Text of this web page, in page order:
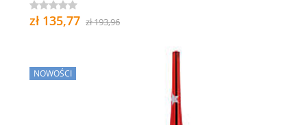
zł 135,77 zł 193,96
NOWOŚCI